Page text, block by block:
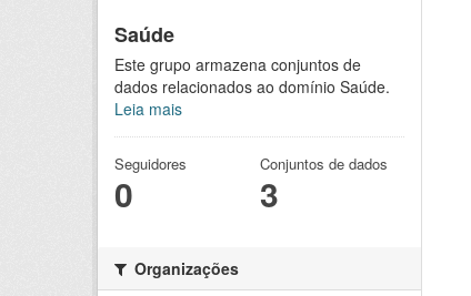
Saúde
Este grupo armazena conjuntos de
dados relacionados ao domínio Saúde.
Leia mais
Seguidores
0
Conjuntos de dados
3
Organizações